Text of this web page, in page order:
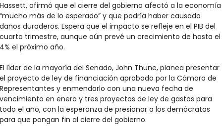
afirmó que el cierre del gobierno afectó a la economía
más de lo esperado” y que podría haber causado
duraderos. Espera que el impacto se refleje en el PIB del
trimestre, aunque aún prevé un crecimiento de hasta el
el próximo año.
líder de la mayoría del Senado, John Thune, planea presentar
proyecto de ley de financiación aprobado por la Cámara de
y enmendarlo con una nueva fecha de
en enero y tres proyectos de ley de gastos para
el año, con la esperanza de presionar a los demócratas
que pongan fin al cierre del gobierno.